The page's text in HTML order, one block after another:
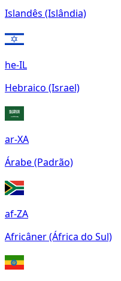
Islandês (Islândia)
he-IL
Hebraico (Israel)
ar-XA
Árabe (Padrão)
af-ZA
Africâner (África do Sul)